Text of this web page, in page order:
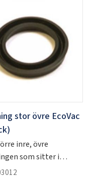
stor övre EcoVac
inre, övre
som sitter i
injektorn.